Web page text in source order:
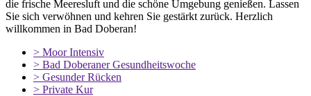
die frische Meeresluft und die schöne Umgebung genießen. Lassen
Sie sich verwöhnen und kehren Sie gestärkt zurück. Herzlich
willkommen in Bad Doberan!
> Moor Intensiv
> Bad Doberaner Gesundheitswoche
> Gesunder Rücken
> Private Kur